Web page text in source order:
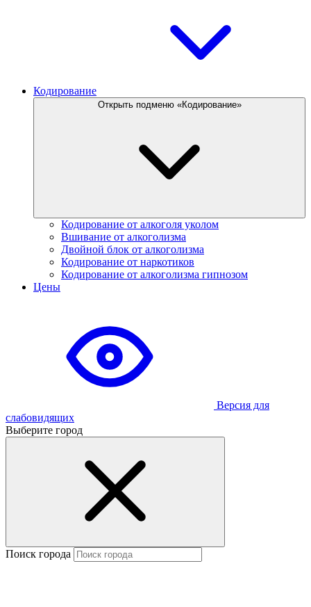
Кодирование
Открыть подменю «Кодирование»
Кодирование от алкоголя уколом
Вшивание от алкоголизма
Двойной блок от алкоголизма
Кодирование от наркотиков
Кодирование от алкоголизма гипнозом
Цены
Версия для
слабовидящих
Выберите город
Поиск города